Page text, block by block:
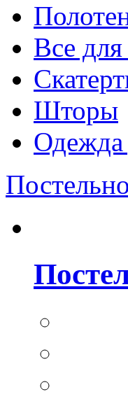
Все
Шторы
Одежда